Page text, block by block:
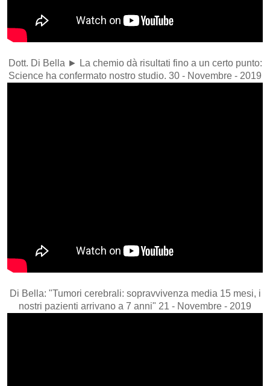
Dott. Di Bella ► La chemio dà risultati fino a un certo punto:
Science ha confermato nostro studio. 30 - Novembre - 2019
Di Bella: "Tumori cerebrali: sopravvivenza media 15 mesi, i
nostri pazienti arrivano a 7 anni" 21 - Novembre - 2019